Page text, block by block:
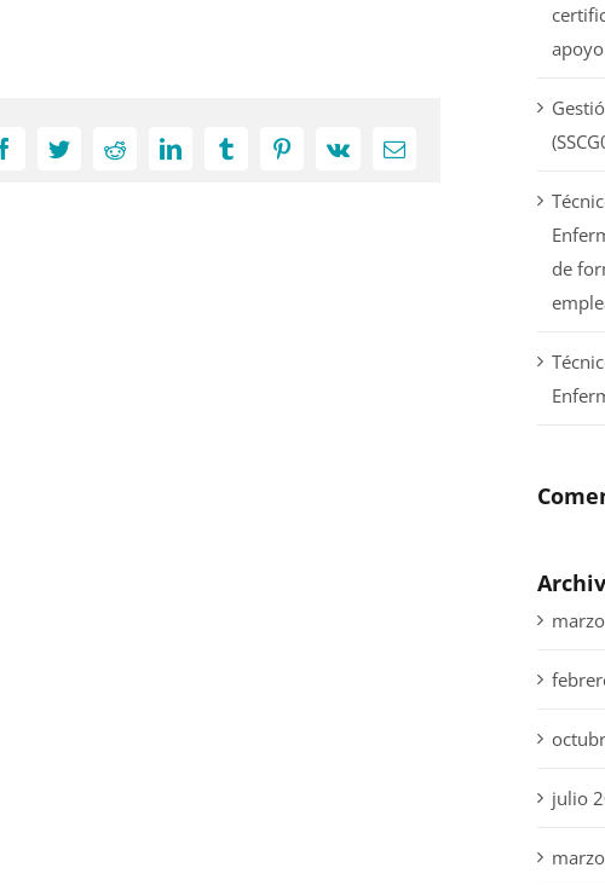
FacebookTwitterRedditLinkedInTumblrPinterest
Vk
Correo
de
julio